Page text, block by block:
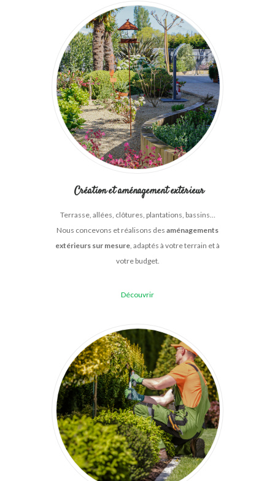
Création et aménagement extérieur
Terrasse, allées, clôtures, plantations, bassins…
Nous concevons et réalisons des aménagements
extérieurs sur mesure, adaptés à votre terrain et à
votre budget.
Découvrir